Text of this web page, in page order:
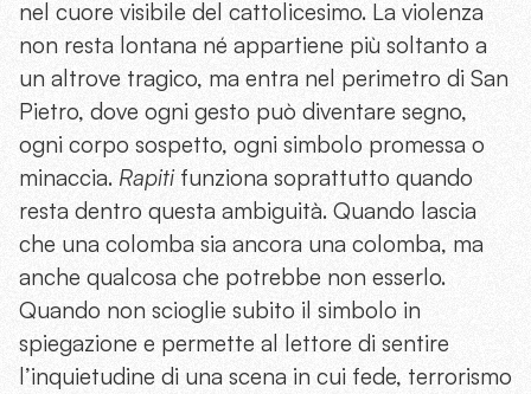
nel cuore visibile del cattolicesimo. La violenza
non resta lontana né appartiene più soltanto a
un altrove tragico, ma entra nel perimetro di San
Pietro, dove ogni gesto può diventare segno,
ogni corpo sospetto, ogni simbolo promessa o
minaccia. Rapitifunziona soprattutto quando
resta dentro questa ambiguità. Quando lascia
che una colomba sia ancora una colomba, ma
anche qualcosa che potrebbe non esserlo.
Quando non scioglie subito il simbolo in
spiegazione e permette al lettore di sentire
l’inquietudine di una scena in cui fede, terrorismo